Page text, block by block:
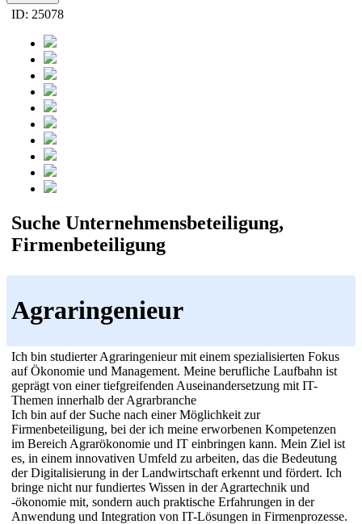
ID: 25078
Suche Unternehmensbeteiligung,
Firmenbeteiligung
Agraringenieur
Ich bin studierter Agraringenieur mit einem spezialisierten Fokus
auf Ökonomie und Management. Meine berufliche Laufbahn ist
geprägt von einer tiefgreifenden Auseinandersetzung mit IT-
Themen innerhalb der Agrarbranche
Ich bin auf der Suche nach einer Möglichkeit zur
Firmenbeteiligung, bei der ich meine erworbenen Kompetenzen
im Bereich Agrarökonomie und IT einbringen kann. Mein Ziel ist
es, in einem innovativen Umfeld zu arbeiten, das die Bedeutung
der Digitalisierung in der Landwirtschaft erkennt und fördert. Ich
bringe nicht nur fundiertes Wissen in der Agrartechnik und
-ökonomie mit, sondern auch praktische Erfahrungen in der
Anwendung und Integration von IT-Lösungen in Firmenprozesse.